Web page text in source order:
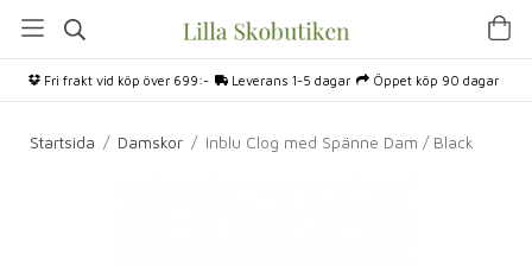
Fri frakt vid köp över 699:- Leverans 1-5 dagar Öppet köp 90 dagar
Startsida / Damskor / Inblu Clog med Spänne Dam / Black